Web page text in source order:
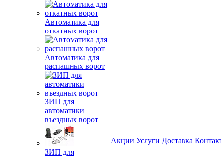
Автоматика для
откатных ворот
Автоматика для
распашных ворот
ЗИП для
автоматики
въездных ворот
ЗИП для
Акции Услуги Доставка